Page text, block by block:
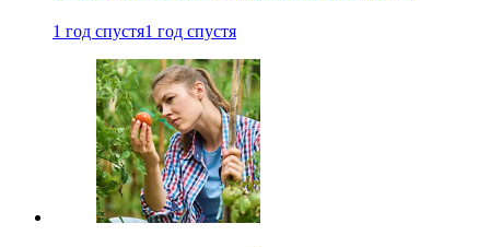
1 год спустя1 год спустя